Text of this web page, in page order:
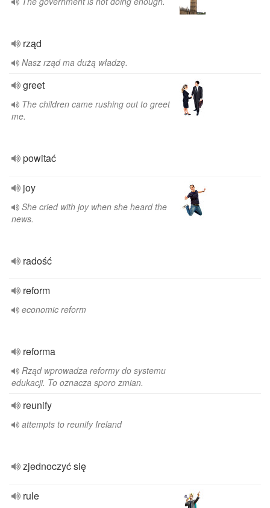
rząd
Nasz rząd ma dużą władzę.
greet
The children came rushing out to greet
me.
powitać
joy
She cried with joy when she heard the
news.
radość
reform
economic reform
reforma
Rząd wprowadza reformy do systemu
edukacji. To oznacza sporo zmian.
reunify
attempts to reunify Ireland
zjednoczyć się
rule